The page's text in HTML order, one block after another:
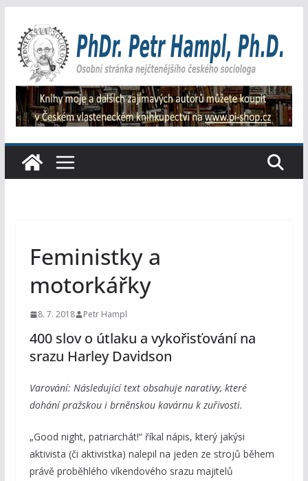
obsah
Feministky a
motorkářky
8. 7. 2018 Petr Hampl
400 slov o útlaku a vykořisťování na
srazu Harley Davidson
Varování: Následující text obsahuje narativy, které
dohání pražskou i brněnskou kavárnu k zuřivosti.
„Good night, patriarchát!“ říkal nápis, který jakýsi
aktivista (či aktivistka) nalepil na jeden ze strojů během
právě proběhlého víkendového srazu majitelů